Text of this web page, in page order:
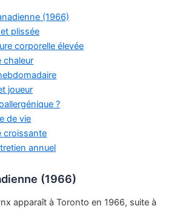
(1966)
plissée
corporelle élevée
chaleur
joueur
?
de vie
croissante
annuel
(1966)
apparaît à Toronto en 1966, suite à